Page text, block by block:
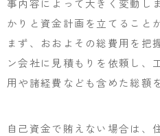
事内容によって大きく変動し
かりと資金計画を立てること
まず、おおよその総費用を把
ン会社に見積もりを依頼し、
用や諸経費なども含めた総額
自己資金で賄えない場合は、